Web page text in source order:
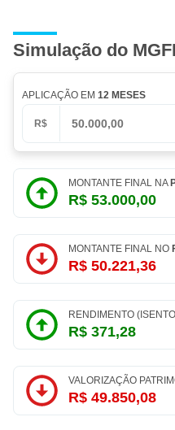
Simulação do
APLICAÇÃO EM 12 MESES
R$
MONTANTE FINAL NA
R$ 53.000,00
MONTANTE FINAL NO
R$ 50.221,36
RENDIMENTO
R$ 371,28
VALORIZAÇÃO
R$ 49.850,08